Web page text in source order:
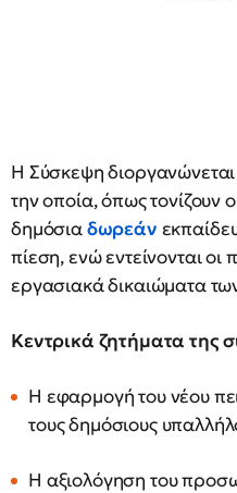
Η Σύσκεψη
την οποία, όπως τονίζουν
δημόσιαδωρεάν
πίεση, ενώ εντείνονται οι
εργασιακά δικαιώματα
Κεντρικά ζητήματα της
Η εφαρμογή του νέου
τους δημόσιους
Η αξιολόγηση του